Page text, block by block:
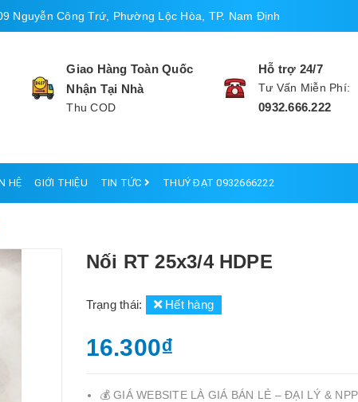
Nguyễn Công Trứ, Phường Lộc Hòa, TP. Nam Định
Giao Hàng Toàn Quốc
Nhận Tại Nhà
Thu COD
Hỗ trợ 24/7
Tư Vấn Miễn Phí:
0932.666.222
HỆ GIỚI THIỆU TIN TỨC THUÝ ĐẠT 0932666222
Nối RT 25x3/4 HDPE
Trạng thái: Hết hàng
16.300₫
💰 GIÁ WEBSITE LÀ GIÁ BÁN LẺ – ĐẠI LÝ &